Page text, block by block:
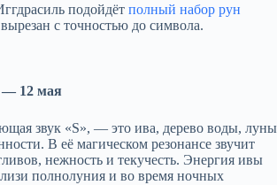
подойдёт полный набор рун
с точностью до символа.
— 12 мая
звук «S», — это ива, дерево воды, луны
В её магическом резонансе звучит
нежность и текучесть. Энергия ивы
полнолуния и во время ночных